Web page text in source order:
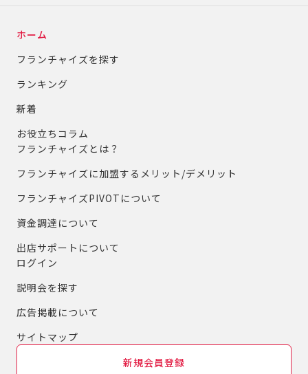
ホーム
フランチャイズを探す
ランキング
新着
お役立ちコラム
フランチャイズとは？
フランチャイズに加盟するメリット/デメリット
フランチャイズPIVOTについて
資金調達について
出店サポートについて
ログイン
説明会を探す
広告掲載について
サイトマップ
新規会員登録